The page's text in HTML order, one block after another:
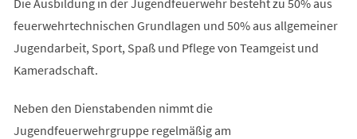
feuerwehrtechnischen Grundlagen und 50% aus allgemeiner
Jugendarbeit, Sport, Spaß und Pflege von Teamgeist und
Kameradschaft.
Neben den Dienstabenden nimmt die
Jugendfeuerwehrgruppe regelmäßig am